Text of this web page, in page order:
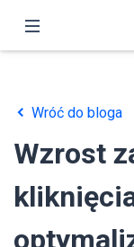
Funkcje
Ceny
Partnerzy
Wróć do bloga
Wzrost